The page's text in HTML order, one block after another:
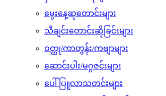
မွေးနေ့ဆုတောင်းများ
သီချင်းတောင်းဆိုခြင်းများ
ဝတ္ထု/ကာတွန်း/ကဗျာများ
ဆောင်းပါး/မဂ္ဂဇင်းများ
ပေါ်ပြူလာသတင်းများ